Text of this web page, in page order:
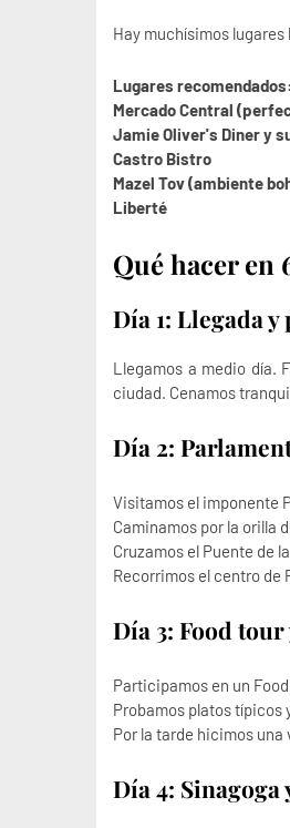
Hay muchísimos
Lugares recomendados:
Mercado Central
Jamie Oliver's Dinery
Castro Bistro
Mazel Tov(ambiente
Liberté
Qué hacer en
Día 1: Llegada
Llegamos a medio día.
ciudad. Cenamos
Día 2:
Visitamos el imponente
Caminamos por la orilla
Cruzamos el Puente de
Recorrimos el centro de
Día 3: Food tour
Participamos en un
Probamos platos típicos
Por la tarde hicimos una
Día 4: